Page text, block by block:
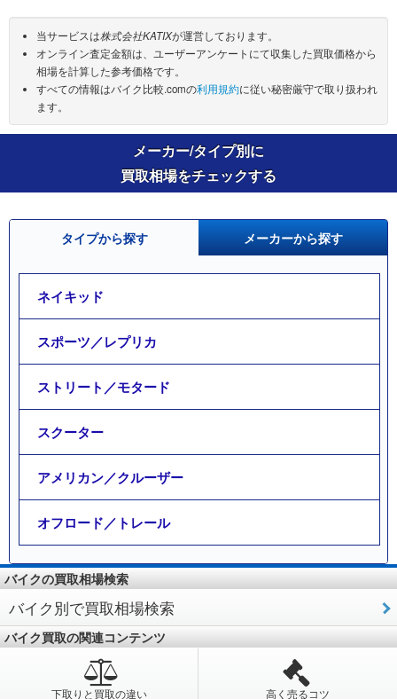
当サービスは株式会社KATIXが運営しております。
オンライン査定金額は、ユーザーアンケートにて収集した買取価格から
相場を計算した参考価格です。
すべての情報はバイク比較.comの利用規約に従い秘密厳守で取り扱われ
ます。
メーカー/タイプ別に
買取相場をチェックする
タイプから探す メーカーから探す
ネイキッド
スポーツ／レプリカ
ストリート／モタード
スクーター
アメリカン／クルーザー
オフロード／トレール
バイクの買取相場検索
バイク別で買取相場検索
バイク買取の関連コンテンツ
下取りと買取の違い 高く売るコツ